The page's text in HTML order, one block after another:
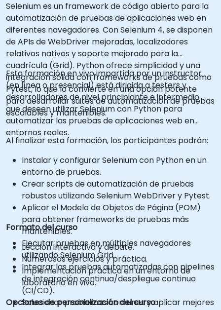
Selenium es un framework de código abierto para la
automatización de pruebas de aplicaciones web en
diferentes navegadores. Con Selenium 4, se disponen
de APIs de WebDriver mejoradas, localizadores
relativos nativos y soporte mejorado para la
cuadrícula (Grid). Python ofrece simplicidad y una
integración sólida con frameworks de pruebas como
Pytest, lo que lo convierte en una opción potente
para desarrollar suites de automatización de pruebas
escalables y mantenibles.
Esta formación en vivo impartida por un instructor
(en línea o presencial) está dirigida a testers y
desarrolladores de nivel principiante e intermedio
que deseen utilizar Selenium con Python para
automatizar las pruebas de aplicaciones web en
entornos reales.
Al finalizar esta formación, los participantes podrán:
Instalar y configurar Selenium con Python en un
entorno de pruebas.
Crear scripts de automatización de pruebas
robustos utilizando Selenium WebDriver y Pytest.
Aplicar el Modelo de Objetos de Página (POM)
para obtener frameworks de pruebas más
mantenibles.
Ejecutar pruebas en múltiples navegadores
utilizando Selenium Grid.
Integrar las pruebas automatizadas con pipelines
de integración continua/despliegue continuo
(CI/CD).
Solucionar problemas comunes y aplicar mejores
Formato del curso
Lección interactiva y debate.
Numerosos ejercicios y práctica.
Implementación práctica en un entorno de
laboratorio en vivo.
Opciones de personalización del curso